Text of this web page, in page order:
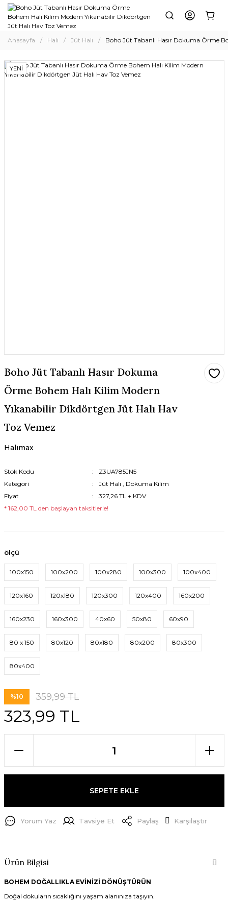
Anasayfa Halı Jüt Halı Boho Jüt Tabanlı Hasır Dokuma Örme
YENİ
Boho Jüt Tabanlı Hasır Dokuma
Örme Bohem Halı Kilim Modern
Yıkanabilir Dikdörtgen Jüt Halı Hav
Toz Vemez
Halımax
Stok Kodu
Z3UA785JN5
Kategori
Jüt Halı , Dokuma Kilim
Fiyat
327,26 TL + KDV
* 162,00 TL den başlayan taksitlerle!
ölçü
100x150 100x200 100x280 100x300 100x400
120x160 120x180 120x300 120x400 160x200
160x230 160x300 40x60 50x80 60x90
80 x 150 80x120 80x180 80x200 80x300
80x400
%10 359,99 TL
323,99 TL
SEPETE EKLE
Yorum Yaz Tavsiye Et Paylaş Karşılaştır
Ürün Bilgisi
BOHEM DOĞALLIKLA EVİNİZİ DÖNÜŞTÜRÜN
Doğal dokuların sıcaklığını yaşam alanınıza taşıyın.